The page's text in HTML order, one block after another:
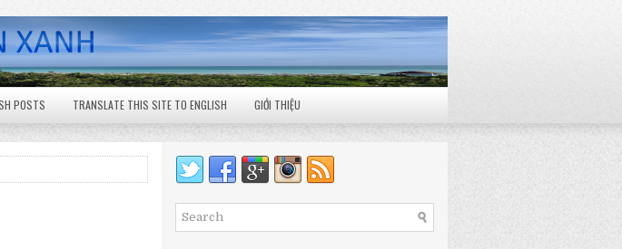
POSTS TRANSLATE THIS SITE TO ENGLISH GIỚI THIỆU